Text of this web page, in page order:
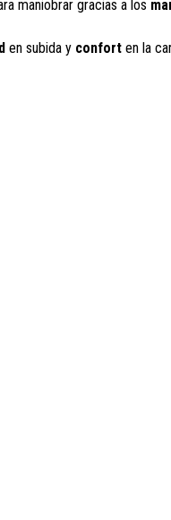
maniobrar gracias a los
en subida y conforten la